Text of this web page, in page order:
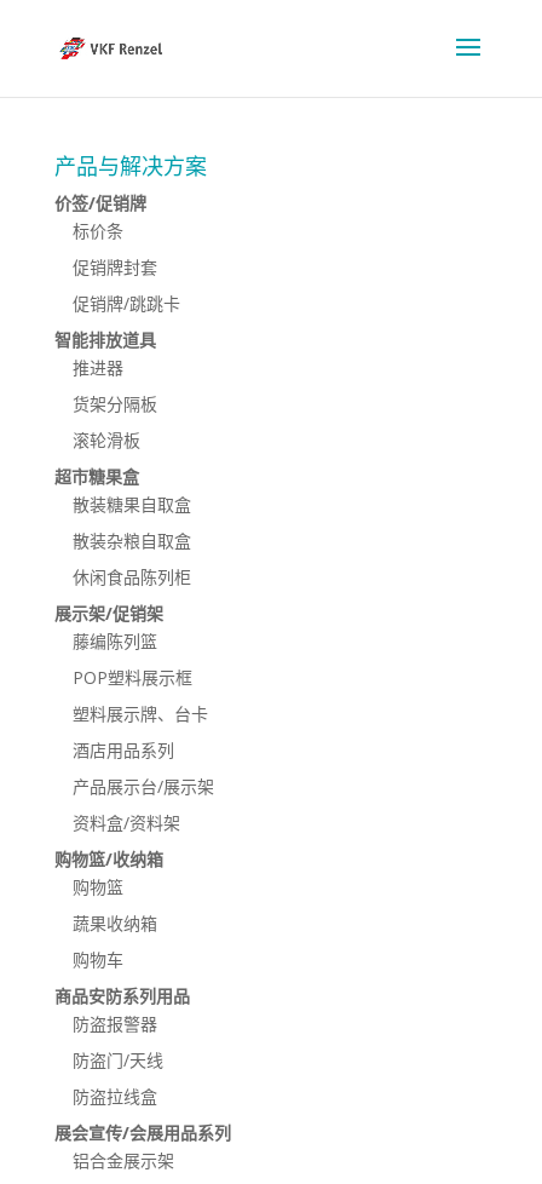
产品与解决方案
价签/促销牌
标价条
促销牌封套
促销牌/跳跳卡
智能排放道具
推进器
货架分隔板
滚轮滑板
超市糖果盒
散装糖果自取盒
散装杂粮自取盒
休闲食品陈列柜
展示架/促销架
藤编陈列篮
POP塑料展示框
塑料展示牌、台卡
酒店用品系列
产品展示台/展示架
资料盒/资料架
购物篮/收纳箱
购物篮
蔬果收纳箱
购物车
商品安防系列用品
防盗报警器
防盗门/天线
防盗拉线盒
展会宣传/会展用品系列
铝合金展示架